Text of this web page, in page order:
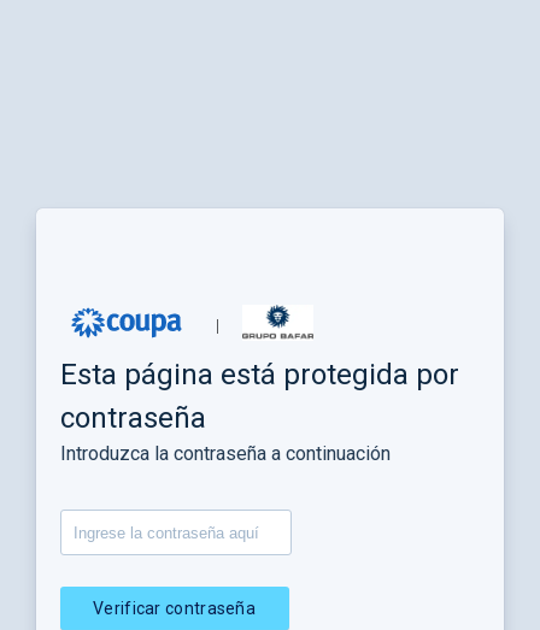
Esta página está protegida por
contraseña
Introduzca la contraseña a continuación
Verificar contraseña